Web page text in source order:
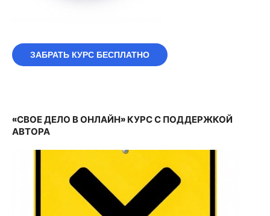
ЗАБРАТЬ КУРС БЕСПЛАТНО
«СВОЕ ДЕЛО В ОНЛАЙН» КУРС С ПОДДЕРЖКОЙ
АВТОРА